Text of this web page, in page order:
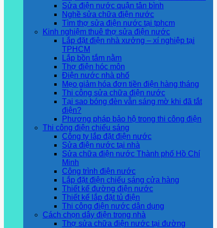
Sửa điện nước quận tân bình
Nghề sửa chữa điện nước
Tìm thợ sửa điện nước tại tphcm
Kinh nghiệm thuê thợ sửa điện nước
Lắp đặt điện nhà xưởng – xí nghiệp tại
TPHCM
Lắp bồn tắm nằm
Thợ điện hóc môn
Điện nước nhà phố
Mẹo giảm hóa đơn tiền điện hàng tháng
Thi công sửa chữa điện nước
Tại sao bóng đèn vẫn sáng mờ khi đã tắt
điện?
Phương pháp bảo hộ trong thi công điện
Thi công điện chiếu sáng
Công ty lắp đặt điện nước
Sửa điện nước tại nhà
Sửa chữa điện nước Thành phố Hồ Chí
Minh
Công trình điện nước
Lắp đặt điện chiếu sáng cửa hàng
Thiết kế đường điện nước
Thiết kế lắp đặt tủ điện
Thi công điện nước dân dụng
Cách chọn dây điện trong nhà
Thợ sửa chữa điện nước tại đường